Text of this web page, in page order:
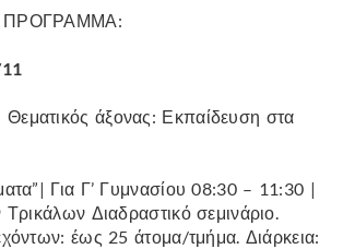
ΠΡΟΓΡΑΜΜΑ:
άξονας: Εκπαίδευση στα
Για Γ’ Γυμνασίου 08:30 – 11:30 |
Διαδραστικό σεμινάριο.
έως 25 άτομα/τμήμα. Διάρκεια: